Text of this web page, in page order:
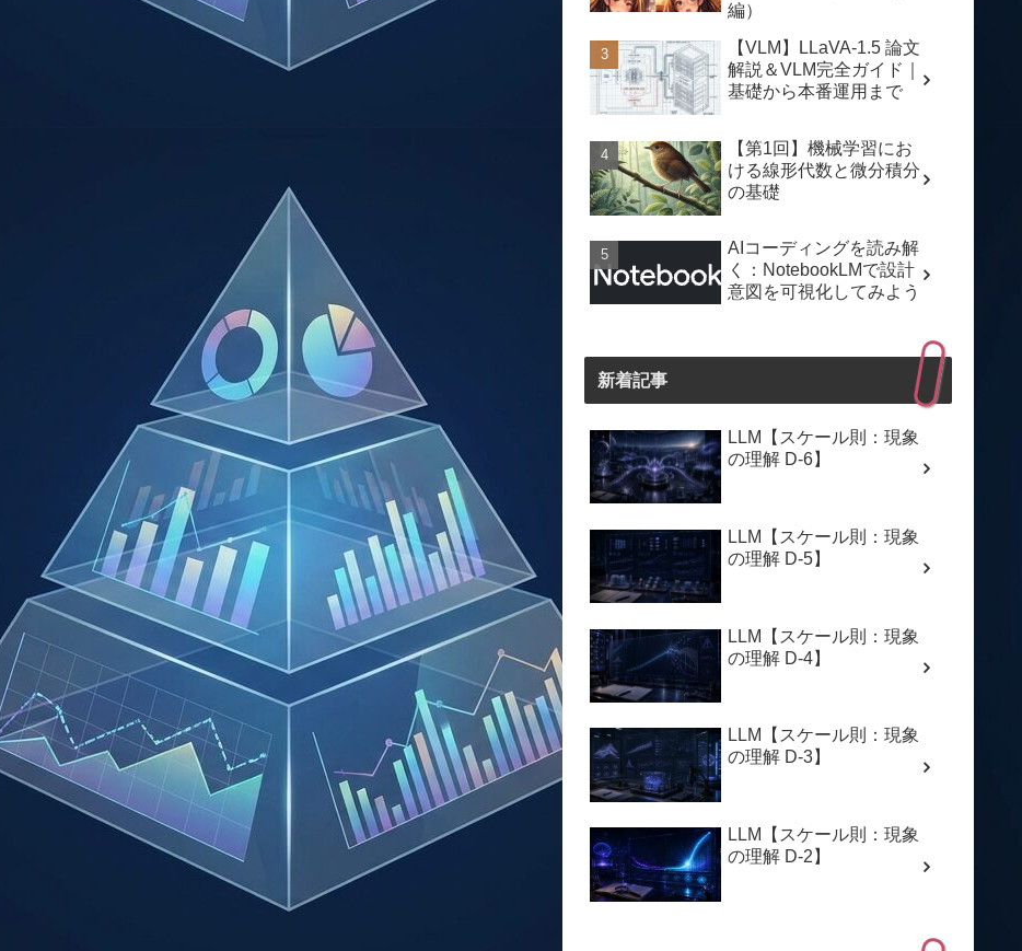
編）
【VLM】LLaVA-1.5 論文
解説＆VLM完全ガイド｜
基礎から本番運用まで
【第1回】機械学習にお
ける線形代数と微分積分
の基礎
AIコーディングを読み解
く：NotebookLMで設計
意図を可視化してみよう
新着記事
LLM【スケール則：現象
の理解 D-6】
LLM【スケール則：現象
の理解 D-5】
LLM【スケール則：現象
の理解 D-4】
LLM【スケール則：現象
の理解 D-3】
LLM【スケール則：現象
の理解 D-2】